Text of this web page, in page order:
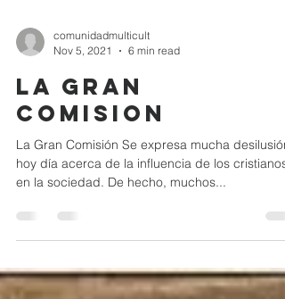
Nov 5, 2021
6 min read
LA GRAN
COMISION
La Gran Comisión Se expresa mucha desilusión
hoy día acerca de la influencia de los cristianos
en la sociedad. De hecho, muchos...